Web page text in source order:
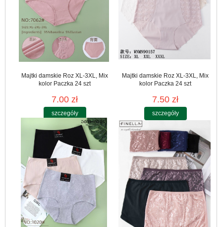
Majtki damskie Roz XL-3XL, Mix
kolor Paczka 24 szt
7.00 zł
szczegóły
Majtki damskie Roz XL-3XL, Mix
kolor Paczka 24 szt
7.50 zł
szczegóły